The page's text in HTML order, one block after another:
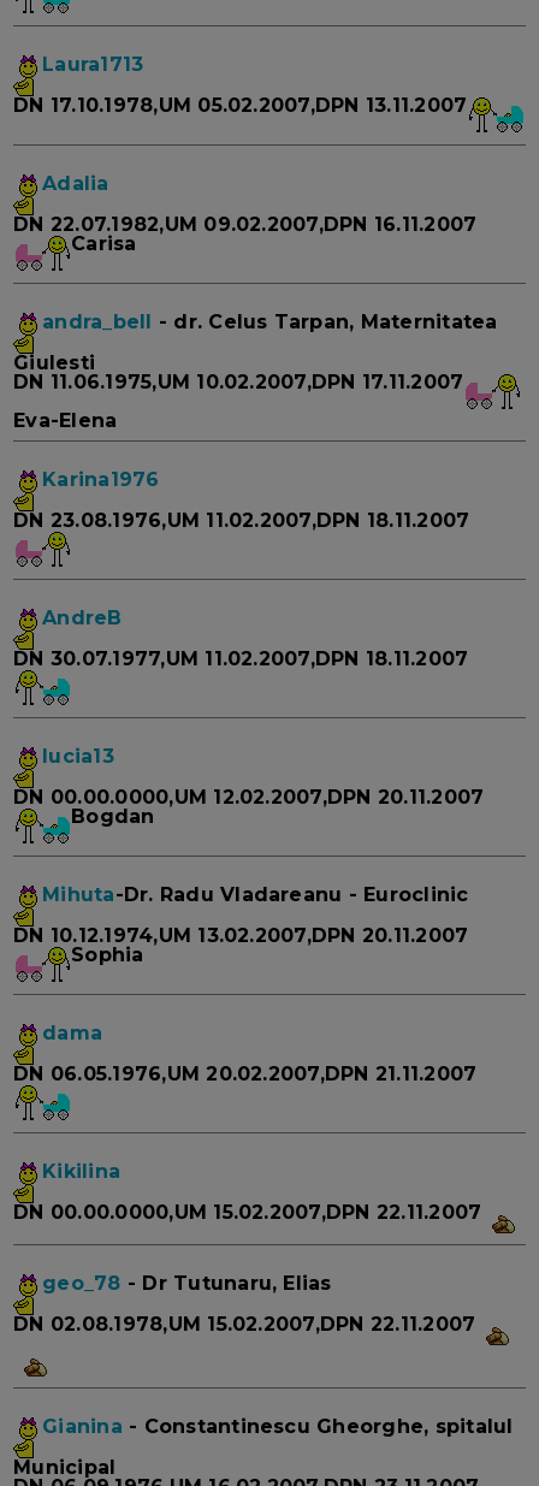
Laura1713
DN 17.10.1978,UM 05.02.2007,DPN 13.11.2007
Adalia
DN 22.07.1982,UM 09.02.2007,DPN 16.11.2007
Carisa
andra_bell - dr. Celus Tarpan, Maternitatea
Giulesti
DN 11.06.1975,UM 10.02.2007,DPN 17.11.2007
Eva-Elena
Karina1976
DN 23.08.1976,UM 11.02.2007,DPN 18.11.2007
AndreB
DN 30.07.1977,UM 11.02.2007,DPN 18.11.2007
lucia13
DN 00.00.0000,UM 12.02.2007,DPN 20.11.2007
Bogdan
Mihuta-Dr. Radu Vladareanu - Euroclinic
DN 10.12.1974,UM 13.02.2007,DPN 20.11.2007
Sophia
dama
DN 06.05.1976,UM 20.02.2007,DPN 21.11.2007
Kikilina
DN 00.00.0000,UM 15.02.2007,DPN 22.11.2007
geo_78 - Dr Tutunaru, Elias
DN 02.08.1978,UM 15.02.2007,DPN 22.11.2007
Gianina - Constantinescu Gheorghe, spitalul
Municipal